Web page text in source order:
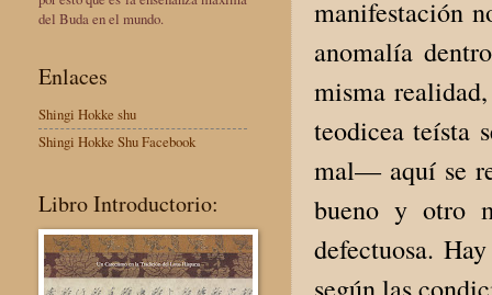
manifestación
anomalía
misma
teodicea teísta
mal— aquí se
bueno y otro
defectuosa.
según las
del Buda en el mundo.
Enlaces
Shingi Hokke shu
Shingi Hokke Shu Facebook
Libro Introductorio: